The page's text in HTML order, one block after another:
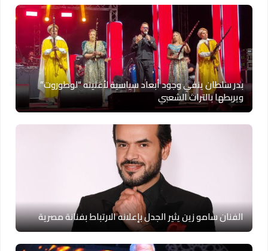
بدر سلطان ينفي وجود أبعاد سياسية لأغنيته “لوطوروت”
ويربطها بالتراث الشعبي
الفنان سامو زين يثير الجدل بإعلانه الارتباط بفنانة مصرية